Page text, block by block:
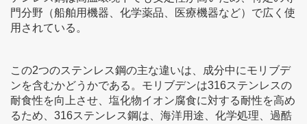
門分野（船舶用機器、化学薬品、医療機器など）で広く使
用されている。
この2つのステンレス鋼の主な違いは、成分中にモリブデ
ンを含むかどうかである。モリブデンは316ステンレスの
耐食性を向上させ、塩化物イオン腐食に対する耐性を高め
るため、316ステンレス鋼は、海洋用途、化学処理、過酷